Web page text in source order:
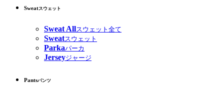
Sweatスウェット
Sweat Allスウェット全て
Sweatスウェット
Parkaパーカ
Jerseyジャージ
Pantsパンツ